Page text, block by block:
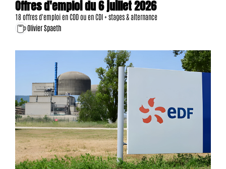
Offres d'emploi du 6 juillet 2026
18 offres d'emploi en CDD ou en CDI + stages & alternance
Olivier Spaeth